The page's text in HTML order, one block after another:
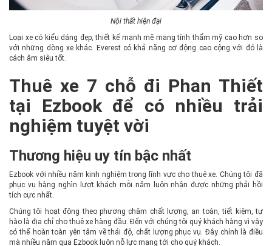
Nội thất hiện đại
Loại xe có kiểu dáng đẹp, thiết kế mạnh mẽ mang tính thẩm mỹ cao hơn so
với những dòng xe khác. Everest có khả năng cơ động cao cộng với đó là
cách âm siêu tốt.
Thuê xe 7 chỗ đi Phan Thiết
tại Ezbook để có nhiều trải
nghiệm tuyệt vời
Thương hiệu uy tín bậc nhất
Ezbook với nhiều năm kinh nghiệm trong lĩnh vực cho thuê xe. Chúng tôi đã
phục vụ hàng nghìn lượt khách mỗi năm luôn nhận được những phải hồi
tích cực nhất.
Chúng tôi hoạt động theo phương châm chất lượng, an toàn, tiết kiệm, tự
hào là địa chỉ cho thuê xe hàng đầu. Đến với chúng tôi quý khách hàng vì vậy
có thể hoàn toàn yên tâm về thái độ, chất lượng phục vụ. Đây chính là điều
mà nhiều năm qua Ezbook luôn nỗ lực mang tới cho quý khách.